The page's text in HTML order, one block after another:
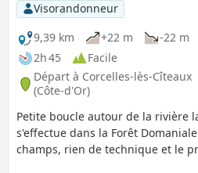
Visorandonneur
9,39 km
+22 m
-22 m
2h 45
Facile
Départ à Corcelles-lès-Cîteaux
(Côte-d'Or)
Petite boucle autour de la rivière
s'effectue dans la Forêt
champs, rien de technique et le